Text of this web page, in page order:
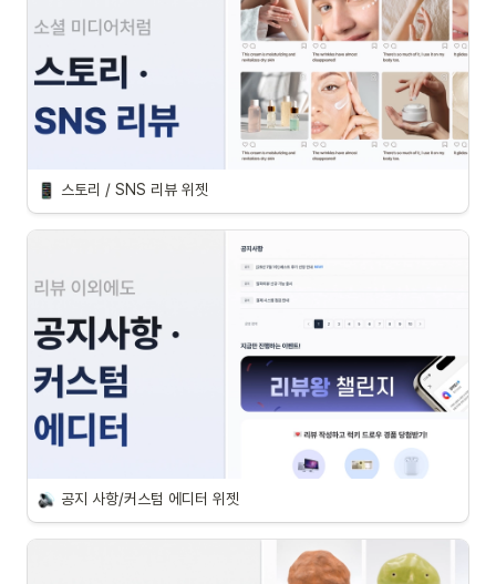
스토리 / SNS 리뷰 위젯
공지 사항/커스텀 에디터 위젯